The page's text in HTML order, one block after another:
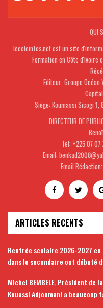
QUI
lecoleinfos.net est un site
Formation en Côte d'Ivoire
Editeur: Groupe Océan
Siège: Koumassi Sicogi
DIRECTEUR DE
Tel: +225 07
Email:
Email
ARTICLES RECENTS
Rentrée scolaire 2026-2027
dans le secondaire ont débuté
Michel BEMBELE, Président de
Kouassi Adjoumani a beaucoup